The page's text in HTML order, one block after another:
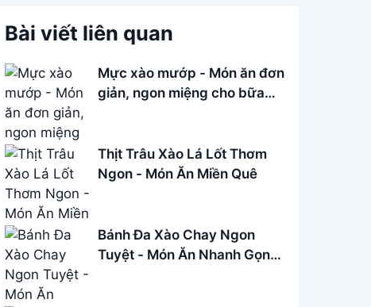
Bài viết liên quan
Mực xào mướp - Món ăn đơn
giản, ngon miệng cho bữa
Thịt Trâu Xào Lá Lốt Thơm
Ngon - Món Ăn Miền Quê
Bánh Đa Xào Chay Ngon
Tuyệt - Món Ăn Nhanh Gọn,